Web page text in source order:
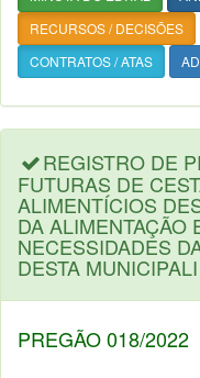
RECURSOS / DECISÕES
CONTRATOS / ATAS
REGISTRO DE
FUTURAS DE
ALIMENTÍCIOS
DA ALIMENTAÇÃO
NECESSIDADES
DESTA MUNICIPALI
PREGÃO 018/2022